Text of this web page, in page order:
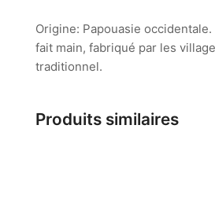
Origine: Papouasie
fait main, fabriqué par les
traditionnel.
Produits similaires